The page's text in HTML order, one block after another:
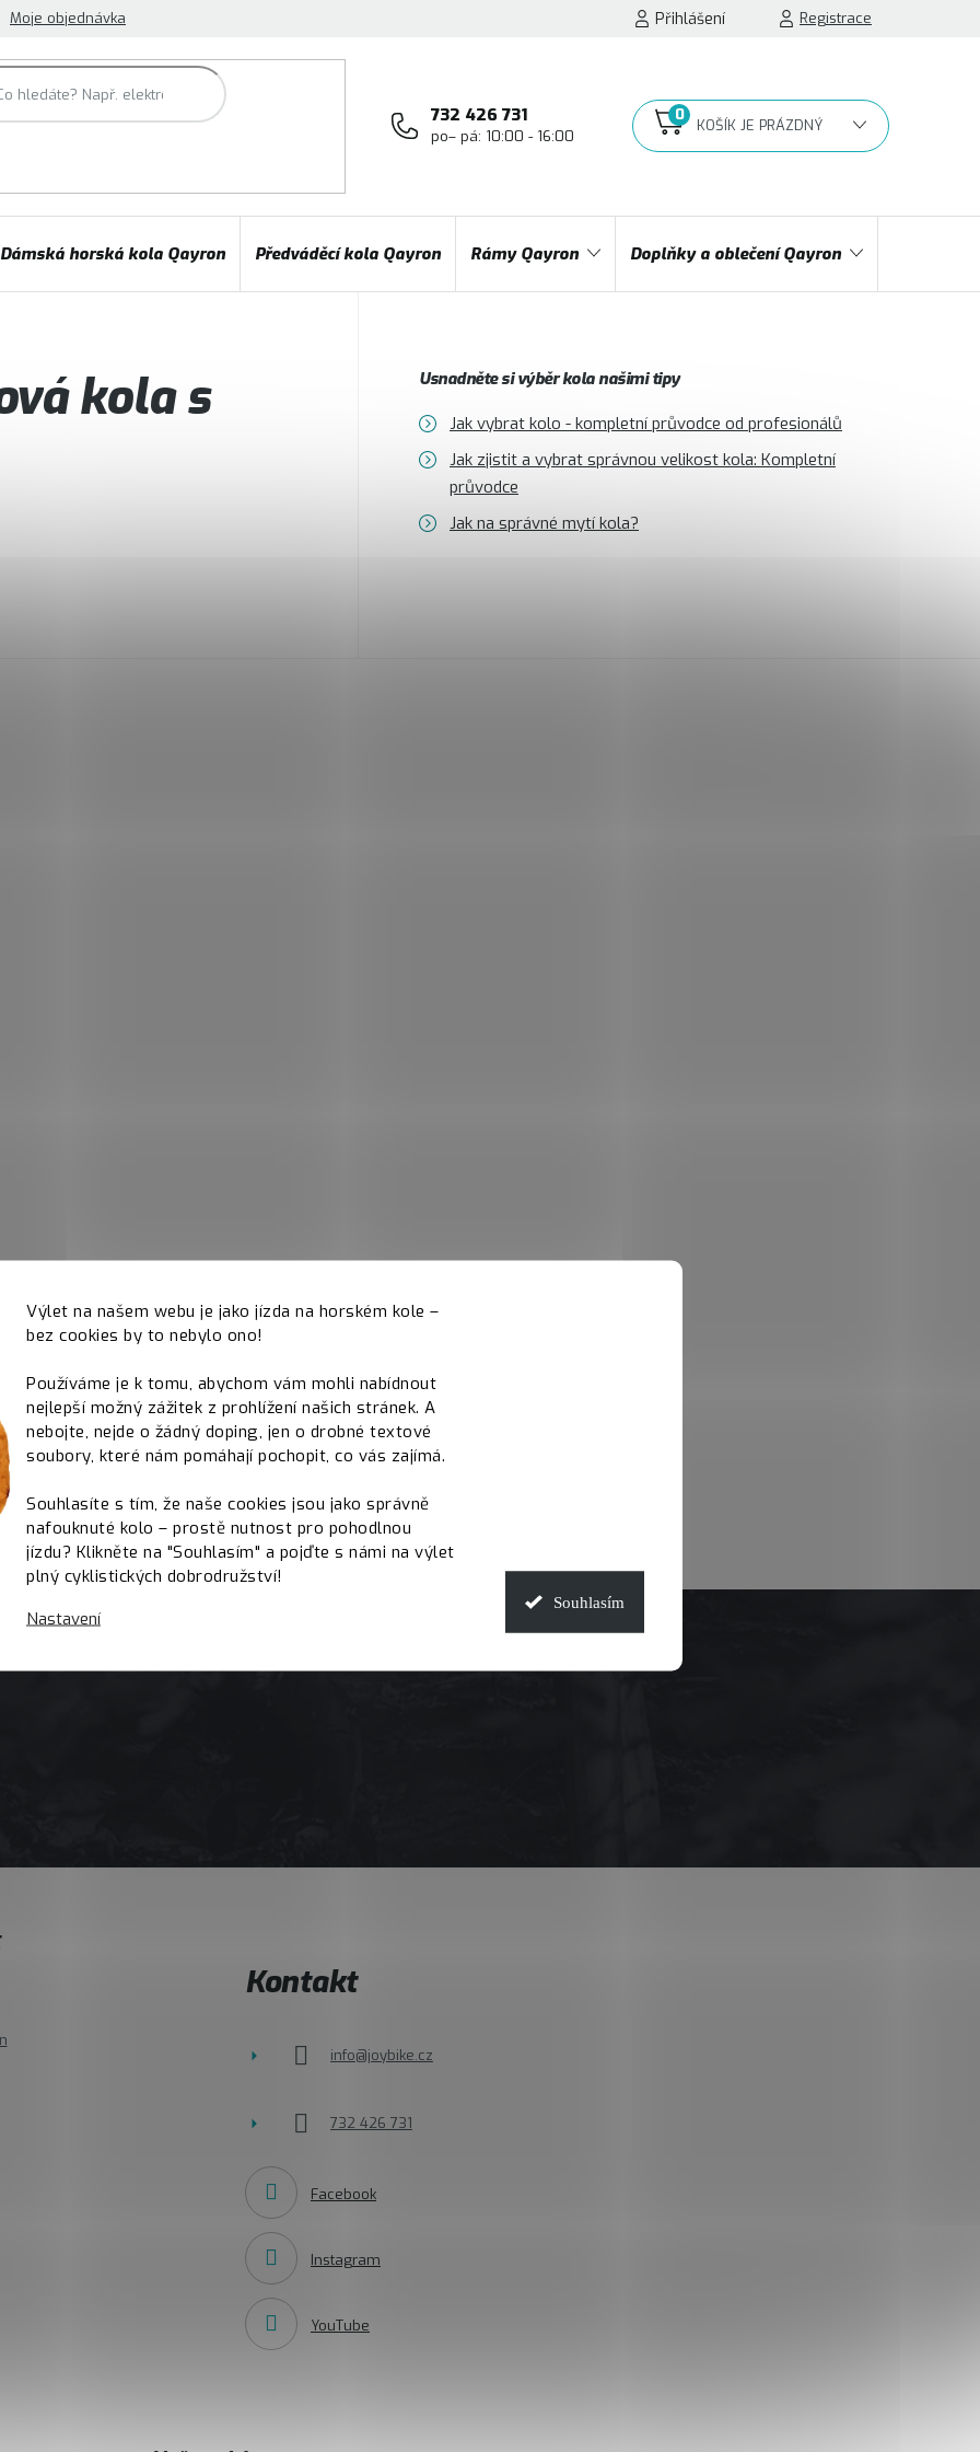
Výlet na našem webu je jako jízda na horském kole –
bez cookies by to nebylo ono!
Používáme je k tomu, abychom vám mohli nabídnout
nejlepší možný zážitek z prohlížení našich stránek. A
nebojte, nejde o žádný doping, jen o drobné textové
soubory, které nám pomáhají pochopit, co vás zajímá.
Souhlasíte s tím, že naše cookies jsou jako správně
nafouknuté kolo – prostě nutnost pro pohodlnou
jízdu? Klikněte na "Souhlasím" a pojďte s námi na výlet
plný cyklistických dobrodružství!
Nastavení
Souhlasím
Moje objednávka Přihlášení Registrace
732 426 731
po– pá: 10:00 - 16:00
NÁKUPNÍ
Dámská horská kola Qayron Předváděcí kola Qayron Rámy Qayron Doplňky a oblečení Qayron
kola s
Usnadněte si výběr kola našimi tipy
Jak vybrat kolo - kompletní průvodce od profesionálů
Jak zjistit a vybrat správnou velikost kola: Kompletní
průvodce
Jak na správné mytí kola?
Kontakt
info@joybike.cz
732 426 731
Facebook
Instagram
YouTube